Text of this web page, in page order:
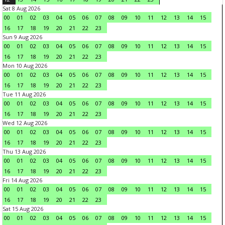
Sat 8 Aug 2026
00
01 02 03 04 05 06 07 08 09 10 11 12 13 14
15
16
17 18 19 20 21 22
23
Sun 9 Aug 2026
00
01 02 03 04 05 06 07 08 09 10 11 12 13 14
15
16
17 18 19 20 21 22
23
Mon 10 Aug 2026
00
01 02 03 04 05 06 07 08 09 10 11 12 13 14
15
16
17 18 19 20 21 22
23
Tue 11 Aug 2026
00
01 02 03 04 05 06 07 08 09 10 11 12 13 14
15
16
17 18 19 20 21 22
23
Wed 12 Aug 2026
00
01 02 03 04 05 06 07 08 09 10 11 12 13 14
15
16
17 18 19 20 21 22
23
Thu 13 Aug 2026
00
01 02 03 04 05 06 07 08 09 10 11 12 13 14
15
16
17 18 19 20 21 22
23
Fri 14 Aug 2026
00
01 02 03 04 05 06 07 08 09 10 11 12 13 14
15
16
17 18 19 20 21 22
23
Sat 15 Aug 2026
00
01 02 03 04 05 06 07 08 09 10 11 12 13 14
15